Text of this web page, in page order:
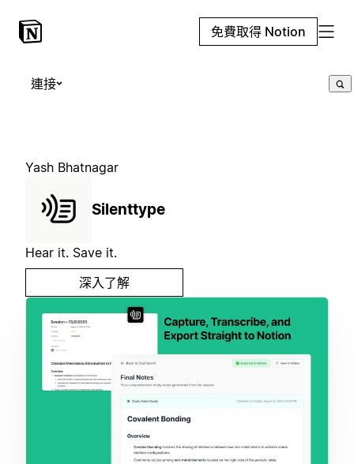
免費取得 Notion
連接
Yash Bhatnagar
Silenttype
Hear it. Save it.
深入了解